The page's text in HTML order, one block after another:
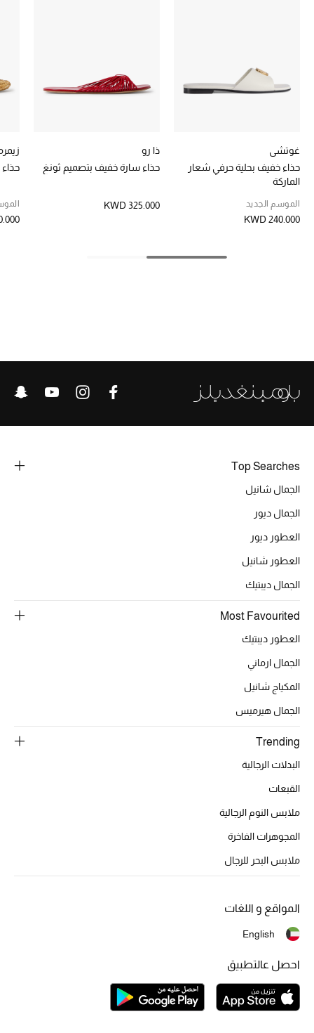
هدايا للنساء
جميع الأحذية النسائية
جميع الحقائب النسائية
الحقائب
الموسم الجديد
دليل ملتزمات الحقائب
حقائب الأطفال
تسوقوا الحقائب
الموسم الجديد
أحذية النسائية
الأحذية الرجالية
أبرز المصممين
أحذية مختارة
غوتشي
حذاء خفيف بحلية حرفي شعار
الماركة
الموسم الجديد
KWD 240.000
ذا رو
حذاء سارة خفيف بتصميم ثونغ
KWD 325.000
Top Searches
الجمال شانيل
الجمال ديور
العطور ديور
العطور شانيل
الجمال ديبتيك
Most Favourited
العطور ديبتيك
الجمال ارماني
المكياج شانيل
الجمال هيرميس
Trending
البدلات الرجالية
القبعات
ملابس النوم الرجالية
المجوهرات الفاخرة
ملابس البحر للرجال
المواقع و اللغات
English
احصل عالتطبيق